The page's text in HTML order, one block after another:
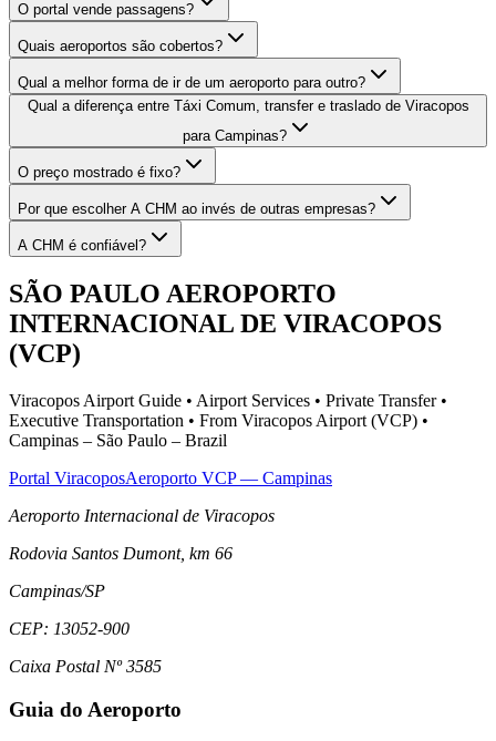
O portal vende passagens?
Quais aeroportos são cobertos?
Qual a melhor forma de ir de um aeroporto para outro?
Qual a diferença entre Táxi Comum, transfer e traslado de Viracopos
para Campinas?
O preço mostrado é fixo?
Por que escolher A CHM ao invés de outras empresas?
A CHM é confiável?
SÃO PAULO AEROPORTO
INTERNACIONAL DE VIRACOPOS
(VCP)
Viracopos Airport Guide • Airport Services • Private Transfer •
Executive Transportation • From Viracopos Airport (VCP) •
Campinas – São Paulo – Brazil
Portal ViracoposAeroporto VCP — Campinas
Aeroporto Internacional de Viracopos
Rodovia Santos Dumont, km 66
Campinas/SP
CEP: 13052-900
Caixa Postal Nº 3585
Guia do Aeroporto